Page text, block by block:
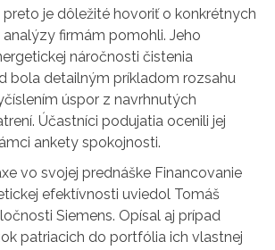
preto je dôležité hovoriť o konkrétnych
firmám pomohli. Jeho
náročnosti čistenia
bola detailným príkladom rozsahu
úspor z navrhnutých
Účastníci podujatia ocenili jej
ankety spokojnosti.
vo svojej prednáške Financovanie
efektívnosti uviedol Tomáš
Siemens. Opísal aj prípad
patriacich do portfólia ich vlastnej